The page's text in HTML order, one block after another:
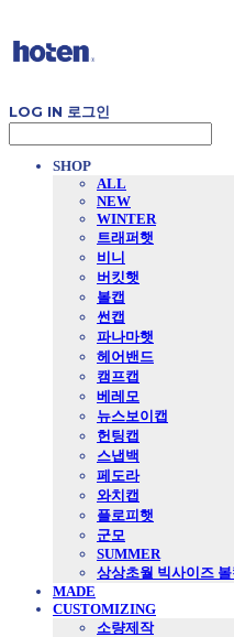
LOG IN 로그인
SHOP
ALL
NEW
WINTER
트래퍼햇
비니
버킷햇
볼캡
썬캡
파나마햇
헤어밴드
캠프캡
베레모
뉴스보이캡
헌팅캡
스냅백
페도라
와치캡
플로피햇
군모
SUMMER
상상초월 빅사이즈 볼
MADE
CUSTOMIZING
소량제작